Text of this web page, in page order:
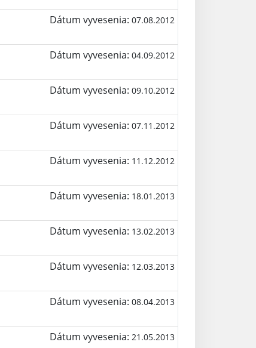
Dátum vyvesenia: 07.08.2012
Dátum vyvesenia: 04.09.2012
Dátum vyvesenia: 09.10.2012
Dátum vyvesenia: 07.11.2012
Dátum vyvesenia: 11.12.2012
Dátum vyvesenia: 18.01.2013
Dátum vyvesenia: 13.02.2013
Dátum vyvesenia: 12.03.2013
Dátum vyvesenia: 08.04.2013
Dátum vyvesenia: 21.05.2013